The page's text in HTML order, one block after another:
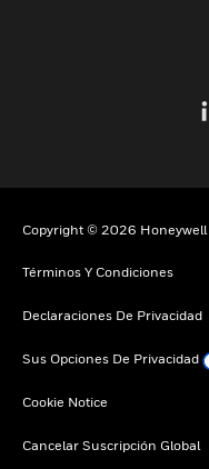
Copyright © 2026
Términos Y Condiciones
Declaraciones De Privacidad
Sus Opciones De Privacidad
Cookie Notice
Cancelar Suscripción Global